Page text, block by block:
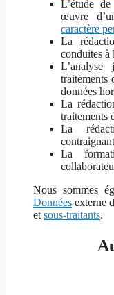
L’étude
œuvre
caractère
La
conduites à
traitements
données
La
traitements
La
La
Nous sommes
Données externe
et sous-traitants.